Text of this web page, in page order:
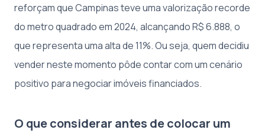
reforçam que Campinas teve uma valorização recorde
do metro quadrado em 2024, alcançando R$ 6.888, o
que representa uma alta de 11%. Ou seja, quem decidiu
vender neste momento pôde contar com um cenário
positivo para negociar imóveis financiados.
O que considerar antes de colocar um